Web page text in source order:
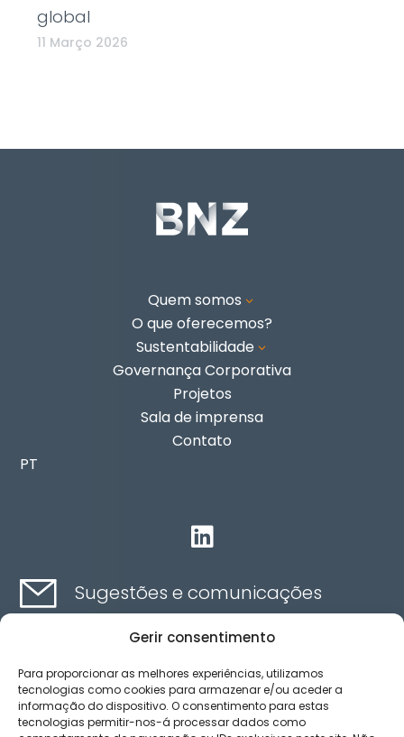
Gerir consentimento
Para proporcionar as melhores experiências, utilizamos
tecnologias como cookies para armazenar e/ou aceder a
informação do dispositivo. O consentimento para estas
tecnologias permitir-nos-á processar dados como
global
11 Março 2026
Quem somos 3
O que oferecemos?
Sustentabilidade 3
Governança Corporativa
Projetos
Sala de imprensa
Contato
PT

Sugestões e comunicações
Canal de ética